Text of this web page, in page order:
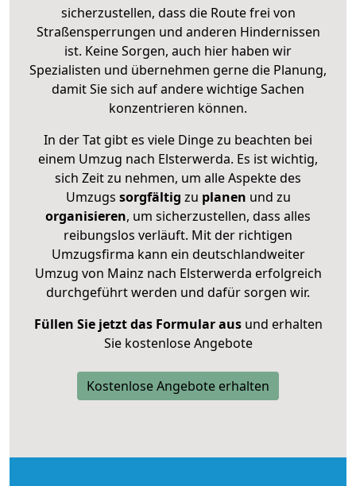
sicherzustellen, dass die Route frei von
Straßensperrungen und anderen Hindernissen
ist. Keine Sorgen, auch hier haben wir
Spezialisten und übernehmen gerne die Planung,
damit Sie sich auf andere wichtige Sachen
konzentrieren können.
In der Tat gibt es viele Dinge zu beachten bei
einem Umzug nach Elsterwerda. Es ist wichtig,
sich Zeit zu nehmen, um alle Aspekte des
Umzugs sorgfältig zu planen und zu
organisieren, um sicherzustellen, dass alles
reibungslos verläuft. Mit der richtigen
Umzugsfirma kann ein deutschlandweiter
Umzug von Mainz nach Elsterwerda erfolgreich
durchgeführt werden und dafür sorgen wir.
Füllen Sie jetzt das Formular ausund erhalten
Sie kostenlose Angebote
Kostenlose Angebote erhalten